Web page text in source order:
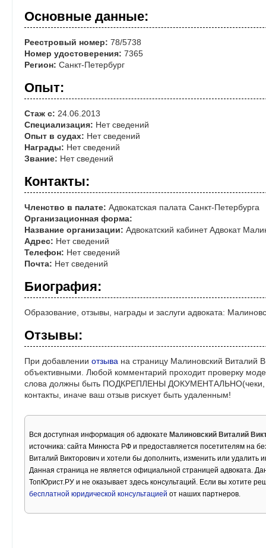
Основные данные:
Реестровый номер: 78/5738
Номер удостоверения: 7365
Регион: Санкт-Петербург
Опыт:
Стаж с: 24.06.2013
Специализация: Нет сведений
Опыт в судах: Нет сведений
Награды: Нет сведений
Звание: Нет сведений
Контакты:
Членство в палате: Адвокатская палата Санкт-Петербурга
Организационная форма:
Название организации: Адвокатский кабинет Адвокат
Адрес: Нет сведений
Телефон: Нет сведений
Почта: Нет сведений
Биография:
Образование, отзывы, награды и заслуги адвоката:
Отзывы:
При добавлении отзыва на страницу Малиновский Виталий
объективными. Любой комментарий проходит проверку
слова должны быть ПОДКРЕПЛЕНЫ ДОКУМЕНТАЛЬНО(чеки,
контакты, иначе ваш отзыв рискует быть удаленным!
Вся доступная информация об адвокате Малиновский Виталий
источника: сайта Минюста РФ и предоставляется посетителям на
Виталий Викторович и хотели бы дополнить, изменить или
Данная страница не является официальной страницей адвоката.
ТопЮрист.РУ и не оказывает здесь консультаций. Если вы хотите
бесплатной юридической консультацией от наших партнеров.